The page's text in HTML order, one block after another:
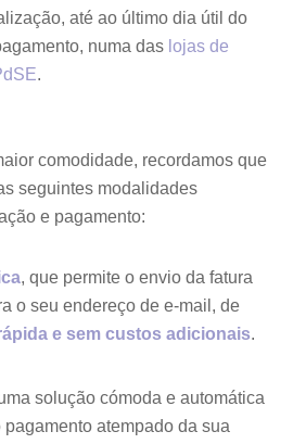
até ao último dia útil do
numa das lojas de
.
comodidade, recordamos que
seguintes modalidades
e pagamento:
, que permite o envio da fatura
o seu endereço de e-mail, de
e sem custos adicionais.
solução cómoda e automática
atempado da sua